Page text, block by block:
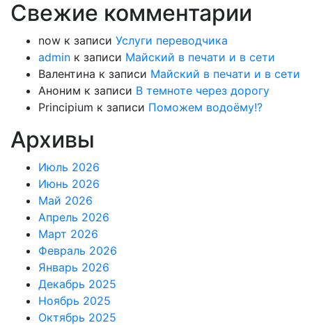
Свежие комментарии
now к записи Услуги переводчика
admin к записи Майский в печати и в сети
Валентина к записи Майский в печати и в сети
Аноним к записи В темноте через дорогу
Principium к записи Поможем водоёму!?
Архивы
Июль 2026
Июнь 2026
Май 2026
Апрель 2026
Март 2026
Февраль 2026
Январь 2026
Декабрь 2025
Ноябрь 2025
Октябрь 2025